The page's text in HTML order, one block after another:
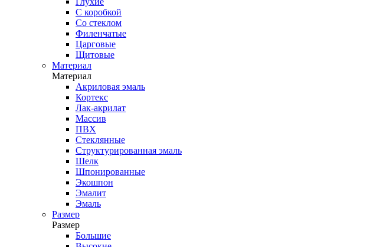
С коробкой
Со стеклом
Филенчатые
Царговые
Щитовые
Материал
Материал
Акриловая эмаль
Кортекс
Лак-акрилат
Массив
ПВХ
Стеклянные
Структурированная эмаль
Шелк
Шпонированные
Экошпон
Эмалит
Эмаль
Размер
Размер
Большие